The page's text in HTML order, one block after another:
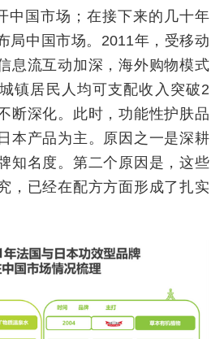
中国市场；在接下来的几十年
局中国市场。2011年，受移动
息流互动加深，海外购物模式
镇居民人均可支配收入突破2
断深化。此时，功能性护肤品
本产品为主。原因之一是深耕
知名度。第二个原因是，这些
，已经在配方方面形成了扎实